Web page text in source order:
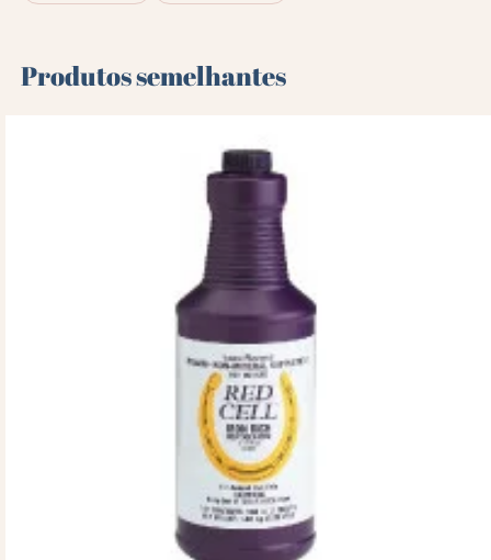
Produtos semelhantes